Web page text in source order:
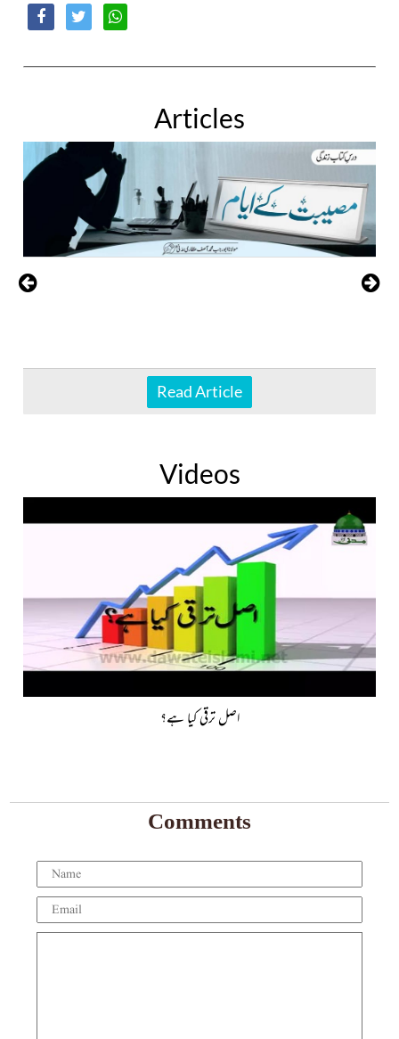
Articles
Read Article
Videos
اصل ترقی کیا ہے؟
Comments